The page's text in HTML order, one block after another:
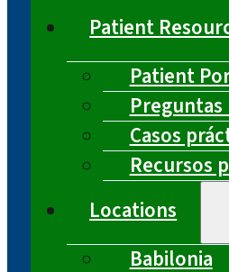
Patient
Patient
Casos
Recursos
Locations
Babilonia